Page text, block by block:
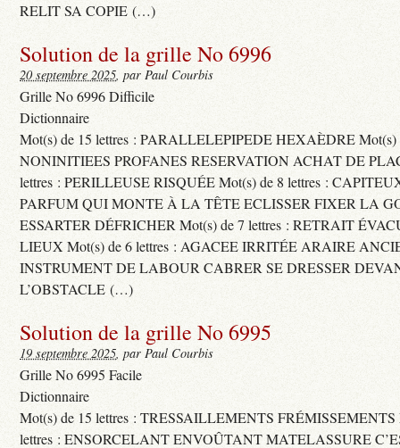
RELIT SA COPIE (…)
Solution de la grille No 6996
20 septembre 2025, par Paul Courbis
Grille No 6996 Difficile
Dictionnaire
Mot(s) de 15 lettres : PARALLELEPIPEDE HEXAÈDRE Mot(s)
NONINITIEES PROFANES RESERVATION ACHAT DE
lettres : PERILLEUSE RISQUÉE Mot(s) de 8 lettres :
PARFUM QUI MONTE À LA TÊTE ECLISSER FIXER LA
ESSARTER DÉFRICHER Mot(s) de 7 lettres : RETRAIT
LIEUX Mot(s) de 6 lettres : AGACEE IRRITÉE ARAIRE
INSTRUMENT DE LABOUR CABRER SE DRESSER
L’OBSTACLE (…)
Solution de la grille No 6995
19 septembre 2025, par Paul Courbis
Grille No 6995 Facile
Dictionnaire
Mot(s) de 15 lettres : TRESSAILLEMENTS FRÉMISSEMENTS
lettres : ENSORCELANT ENVOÛTANT MATELASSURE